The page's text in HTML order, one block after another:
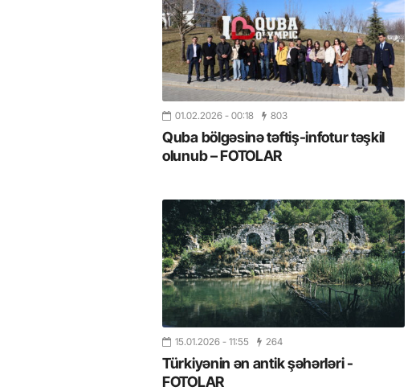
01.02.2026 - 00:18 803
Quba bölgəsinə təftiş-infotur təşkil
olunub – FOTOLAR
15.01.2026 - 11:55 264
Türkiyənin ən antik şəhərləri -
FOTOLAR